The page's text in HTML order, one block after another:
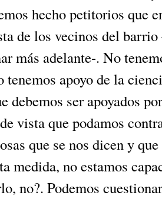
hecho petitorios que
de los vecinos del
más adelante-. No
apoyo de la
debemos ser apoyados
vista que podamos
que se nos dicen y
medida, no estamos
no?. Podemos